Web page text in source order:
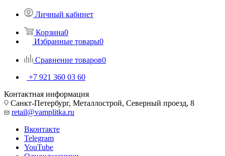
Личный кабинет
Корзина0
Избранные товары0
Сравнение товаров0
+7 921 360 03 60
Контактная информация
Санкт-Петербург, Металлострой, Северный проезд, 8
retail@vamplitka.ru
Вконтакте
Telegram
YouTube